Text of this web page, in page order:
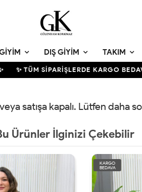
DIŞ GIYIM TAKIM
✨ TÜM SİPARİŞLERDE KARGO
satışa kapalı. Lütfen daha
Ürünler İlginizi Çekebilir
BEDAVA